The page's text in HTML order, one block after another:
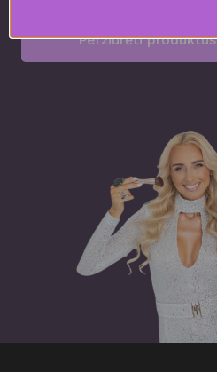
Peržiūrėti produktus